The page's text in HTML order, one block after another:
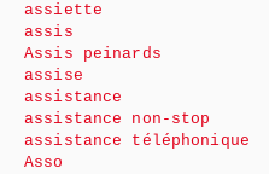
assiette
assis
Assis peinards
assise
assistance
assistance non-stop
assistance téléphonique
Asso